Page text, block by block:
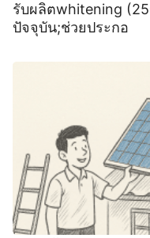
รับผลิตwhitening
ปัจจุบัน;ช่วยประกอ